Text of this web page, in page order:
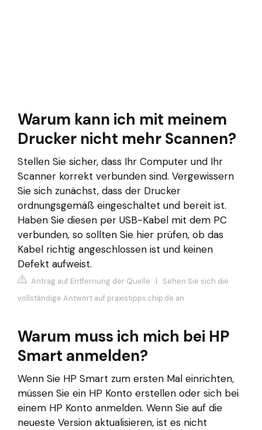
Warum kann ich mit meinem
Drucker nicht mehr Scannen?
Stellen Sie sicher, dass Ihr Computer und Ihr
Scanner korrekt verbunden sind. Vergewissern
Sie sich zunächst, dass der Drucker
ordnungsgemäß eingeschaltet und bereit ist.
Haben Sie diesen per USB-Kabel mit dem PC
verbunden, so sollten Sie hier prüfen, ob das
Kabel richtig angeschlossen ist und keinen
Defekt aufweist.
Antrag auf Entfernung der Quelle | Sehen Sie sich die
vollständige Antwort auf praxistipps.chip.de an
Warum muss ich mich bei HP
Smart anmelden?
Wenn Sie HP Smart zum ersten Mal einrichten,
müssen Sie ein HP Konto erstellen oder sich bei
einem HP Konto anmelden. Wenn Sie auf die
neueste Version aktualisieren, ist es nicht